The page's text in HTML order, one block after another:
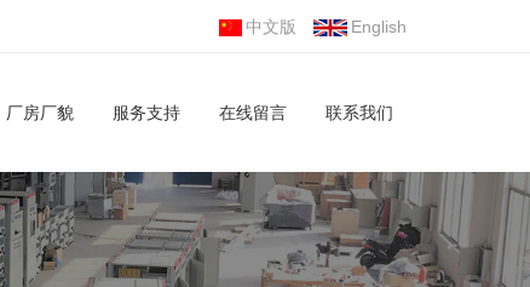
中文版 English
厂房厂貌 服务支持 在线留言 联系我们